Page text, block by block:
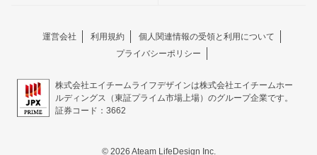
運営会社 利用規約
個人関連情報の受領と利用について
プライバシーポリシー
株式会社エイチームライフデザインは株式会社エイチームホー
ルディングス（東証プライム市場上場）のグループ企業です。
証券コード：3662
© 2026 Ateam LifeDesign Inc.